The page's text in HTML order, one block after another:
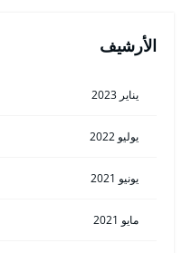
الأرشيف
يناير 2023
يوليو 2022
يونيو 2021
مايو 2021